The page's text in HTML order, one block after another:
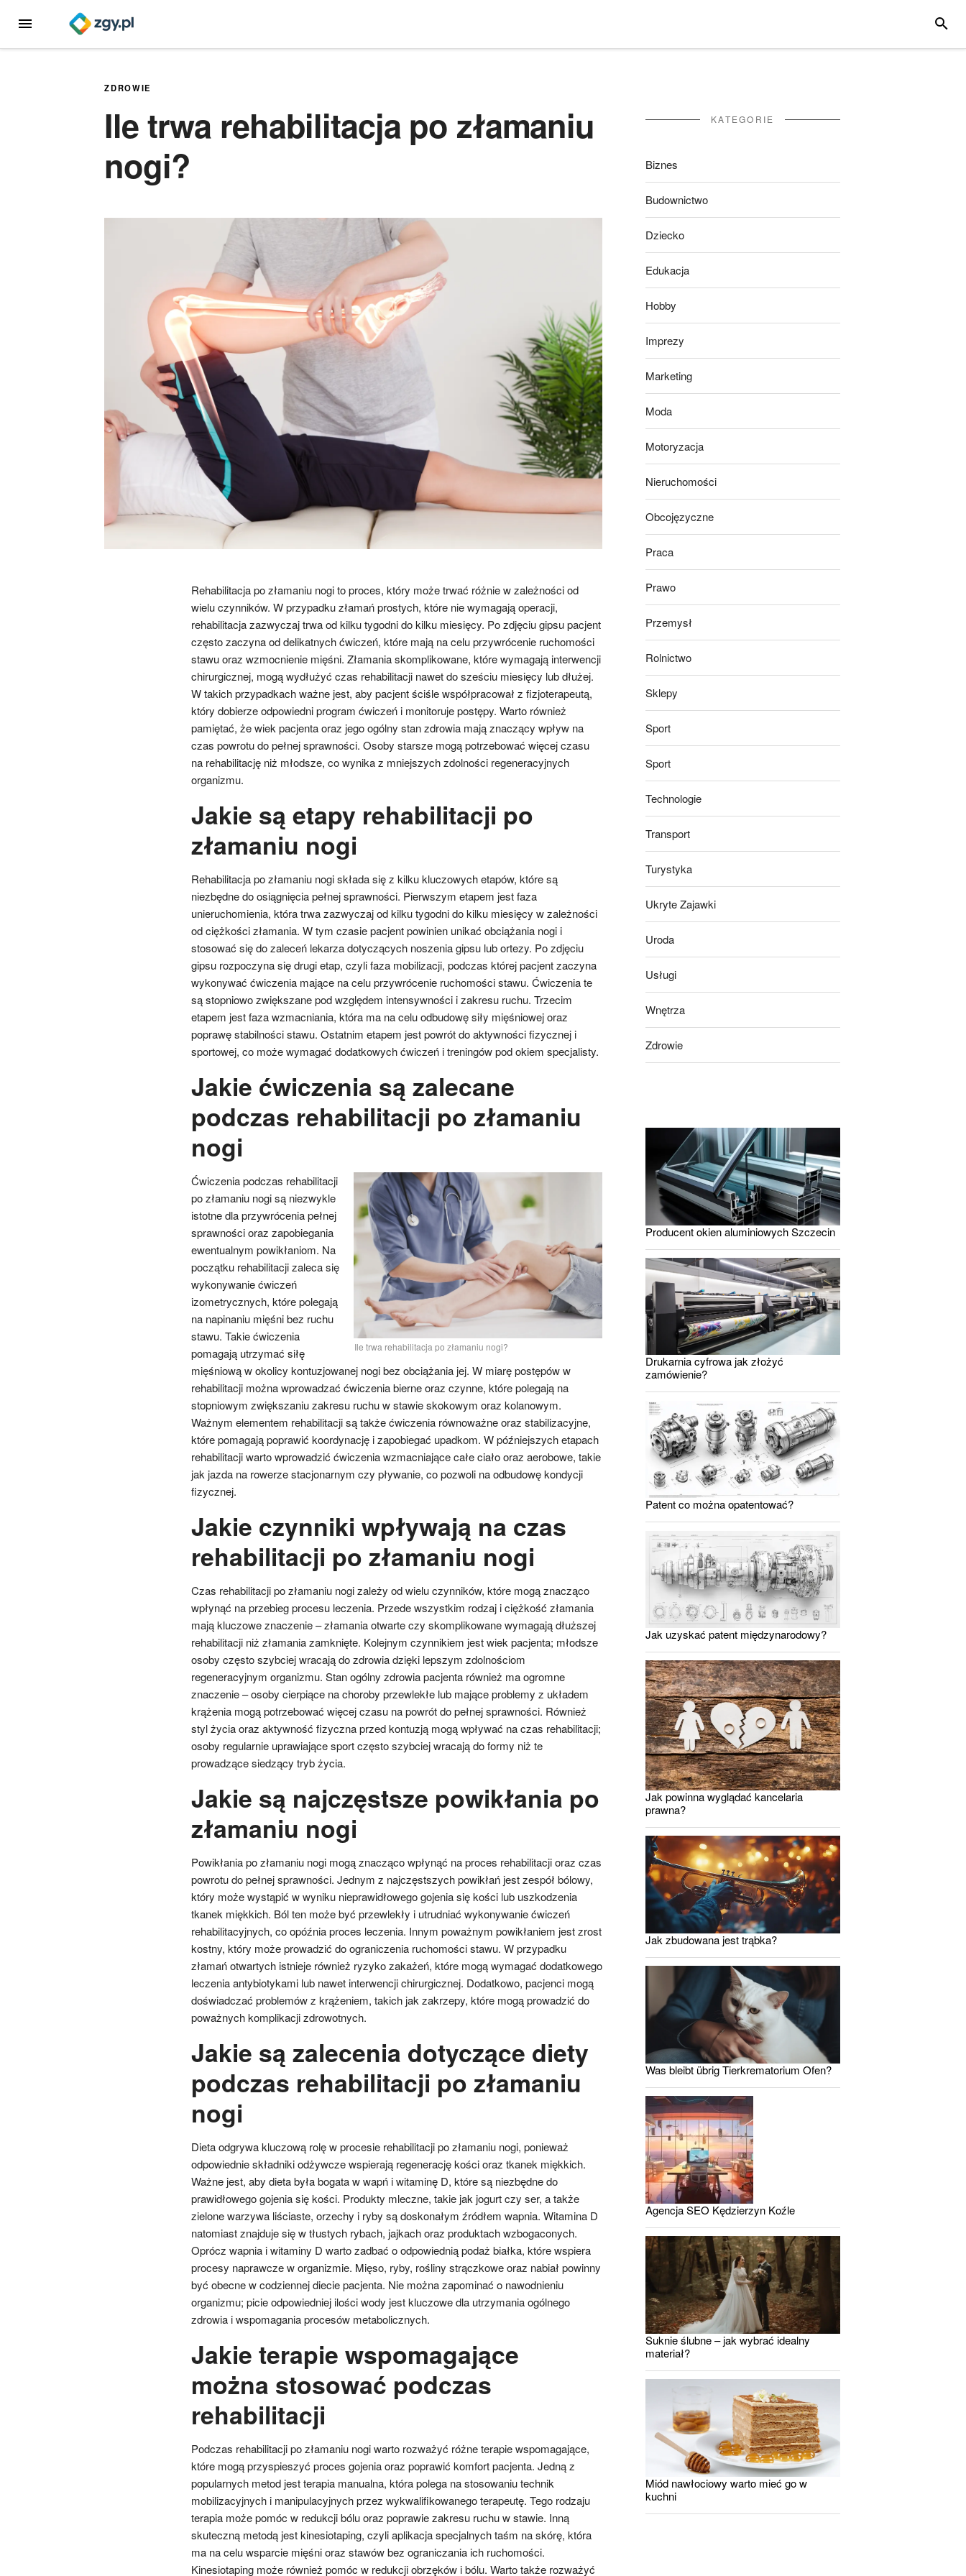
MENU
ZDROWIE
Ile trwa rehabilitacja po złamaniu
nogi?
Rehabilitacja po złamaniu nogi to proces, który może trwać różnie w zależności od
wielu czynników. W przypadku złamań prostych, które nie wymagają operacji,
rehabilitacja zazwyczaj trwa od kilku tygodni do kilku miesięcy. Po zdjęciu gipsu pacjent
często zaczyna od delikatnych ćwiczeń, które mają na celu przywrócenie ruchomości
stawu oraz wzmocnienie mięśni. Złamania skomplikowane, które wymagają interwencji
chirurgicznej, mogą wydłużyć czas rehabilitacji nawet do sześciu miesięcy lub dłużej.
W takich przypadkach ważne jest, aby pacjent ściśle współpracował z fizjoterapeutą,
który dobierze odpowiedni program ćwiczeń i monitoruje postępy. Warto również
pamiętać, że wiek pacjenta oraz jego ogólny stan zdrowia mają znaczący wpływ na
czas powrotu do pełnej sprawności. Osoby starsze mogą potrzebować więcej czasu
na rehabilitację niż młodsze, co wynika z mniejszych zdolności regeneracyjnych
organizmu.
Jakie są etapy rehabilitacji po
złamaniu nogi
Rehabilitacja po złamaniu nogi składa się z kilku kluczowych etapów, które są
niezbędne do osiągnięcia pełnej sprawności. Pierwszym etapem jest faza
unieruchomienia, która trwa zazwyczaj od kilku tygodni do kilku miesięcy w zależności
od ciężkości złamania. W tym czasie pacjent powinien unikać obciążania nogi i
stosować się do zaleceń lekarza dotyczących noszenia gipsu lub ortezy. Po zdjęciu
gipsu rozpoczyna się drugi etap, czyli faza mobilizacji, podczas której pacjent zaczyna
wykonywać ćwiczenia mające na celu przywrócenie ruchomości stawu. Ćwiczenia te
są stopniowo zwiększane pod względem intensywności i zakresu ruchu. Trzecim
etapem jest faza wzmacniania, która ma na celu odbudowę siły mięśniowej oraz
poprawę stabilności stawu. Ostatnim etapem jest powrót do aktywności fizycznej i
sportowej, co może wymagać dodatkowych ćwiczeń i treningów pod okiem specjalisty.
Jakie ćwiczenia są zalecane
podczas rehabilitacji po złamaniu
nogi
Ile trwa rehabilitacja po złamaniu nogi?
Ćwiczenia podczas rehabilitacji
po złamaniu nogi są niezwykle
istotne dla przywrócenia pełnej
sprawności oraz zapobiegania
ewentualnym powikłaniom. Na
początku rehabilitacji zaleca się
wykonywanie ćwiczeń
izometrycznych, które polegają
na napinaniu mięśni bez ruchu
stawu. Takie ćwiczenia
pomagają utrzymać siłę
mięśniową w okolicy kontuzjowanej nogi bez obciążania jej. W miarę postępów w
rehabilitacji można wprowadzać ćwiczenia bierne oraz czynne, które polegają na
stopniowym zwiększaniu zakresu ruchu w stawie skokowym oraz kolanowym.
Ważnym elementem rehabilitacji są także ćwiczenia równoważne oraz stabilizacyjne,
które pomagają poprawić koordynację i zapobiegać upadkom. W późniejszych etapach
rehabilitacji warto wprowadzić ćwiczenia wzmacniające całe ciało oraz aerobowe, takie
jak jazda na rowerze stacjonarnym czy pływanie, co pozwoli na odbudowę kondycji
fizycznej.
Jakie czynniki wpływają na czas
rehabilitacji po złamaniu nogi
Czas rehabilitacji po złamaniu nogi zależy od wielu czynników, które mogą znacząco
wpłynąć na przebieg procesu leczenia. Przede wszystkim rodzaj i ciężkość złamania
mają kluczowe znaczenie – złamania otwarte czy skomplikowane wymagają dłuższej
rehabilitacji niż złamania zamknięte. Kolejnym czynnikiem jest wiek pacjenta; młodsze
osoby często szybciej wracają do zdrowia dzięki lepszym zdolnościom
regeneracyjnym organizmu. Stan ogólny zdrowia pacjenta również ma ogromne
znaczenie – osoby cierpiące na choroby przewlekłe lub mające problemy z układem
krążenia mogą potrzebować więcej czasu na powrót do pełnej sprawności. Również
styl życia oraz aktywność fizyczna przed kontuzją mogą wpływać na czas rehabilitacji;
osoby regularnie uprawiające sport często szybciej wracają do formy niż te
prowadzące siedzący tryb życia.
Jakie są najczęstsze powikłania po
złamaniu nogi
Powikłania po złamaniu nogi mogą znacząco wpłynąć na proces rehabilitacji oraz czas
powrotu do pełnej sprawności. Jednym z najczęstszych powikłań jest zespół bólowy,
który może wystąpić w wyniku nieprawidłowego gojenia się kości lub uszkodzenia
tkanek miękkich. Ból ten może być przewlekły i utrudniać wykonywanie ćwiczeń
rehabilitacyjnych, co opóźnia proces leczenia. Innym poważnym powikłaniem jest zrost
kostny, który może prowadzić do ograniczenia ruchomości stawu. W przypadku
złamań otwartych istnieje również ryzyko zakażeń, które mogą wymagać dodatkowego
leczenia antybiotykami lub nawet interwencji chirurgicznej. Dodatkowo, pacjenci mogą
doświadczać problemów z krążeniem, takich jak zakrzepy, które mogą prowadzić do
poważnych komplikacji zdrowotnych.
Jakie są zalecenia dotyczące diety
podczas rehabilitacji po złamaniu
nogi
Dieta odgrywa kluczową rolę w procesie rehabilitacji po złamaniu nogi, ponieważ
odpowiednie składniki odżywcze wspierają regenerację kości oraz tkanek miękkich.
Ważne jest, aby dieta była bogata w wapń i witaminę D, które są niezbędne do
prawidłowego gojenia się kości. Produkty mleczne, takie jak jogurt czy ser, a także
zielone warzywa liściaste, orzechy i ryby są doskonałym źródłem wapnia. Witamina D
natomiast znajduje się w tłustych rybach, jajkach oraz produktach wzbogaconych.
Oprócz wapnia i witaminy D warto zadbać o odpowiednią podaż białka, które wspiera
procesy naprawcze w organizmie. Mięso, ryby, rośliny strączkowe oraz nabiał powinny
być obecne w codziennej diecie pacjenta. Nie można zapominać o nawodnieniu
organizmu; picie odpowiedniej ilości wody jest kluczowe dla utrzymania ogólnego
zdrowia i wspomagania procesów metabolicznych.
Jakie terapie wspomagające
można stosować podczas
rehabilitacji
Podczas rehabilitacji po złamaniu nogi warto rozważyć różne terapie wspomagające,
które mogą przyspieszyć proces gojenia oraz poprawić komfort pacjenta. Jedną z
popularnych metod jest terapia manualna, która polega na stosowaniu technik
mobilizacyjnych i manipulacyjnych przez wykwalifikowanego terapeutę. Tego rodzaju
terapia może pomóc w redukcji bólu oraz poprawie zakresu ruchu w stawie. Inną
skuteczną metodą jest kinesiotaping, czyli aplikacja specjalnych taśm na skórę, która
ma na celu wsparcie mięśni oraz stawów bez ograniczania ich ruchomości.
Kinesiotaping może również pomóc w redukcji obrzęków i bólu. Warto także rozważyć
KATEGORIE
Biznes
Budownictwo
Dziecko
Edukacja
Hobby
Imprezy
Marketing
Moda
Motoryzacja
Nieruchomości
Obcojęzyczne
Praca
Prawo
Przemysł
Rolnictwo
Sklepy
Sport
Sport
Technologie
Transport
Turystyka
Ukryte Zajawki
Uroda
Usługi
Wnętrza
Zdrowie
Producent okien aluminiowych Szczecin
Drukarnia cyfrowa jak złożyć
zamówienie?
Patent co można opatentować?
Jak uzyskać patent międzynarodowy?
Jak powinna wyglądać kancelaria
prawna?
Jak zbudowana jest trąbka?
Was bleibt übrig Tierkrematorium Ofen?
Agencja SEO Kędzierzyn Koźle
Suknie ślubne – jak wybrać idealny
materiał?
Miód nawłociowy warto mieć go w
kuchni